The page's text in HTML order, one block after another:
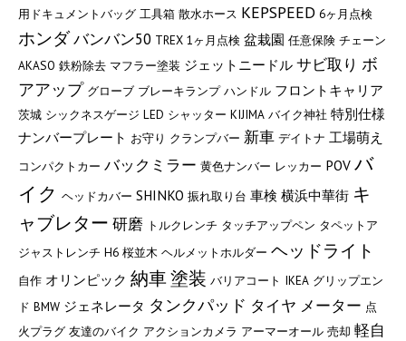
用ドキュメントバッグ 工具箱 散水ホース KEPSPEED 6ヶ月点検
ホンダバンバン50 TREX 1ヶ月点検 盆栽園 任意保険 チェーン
AKASO 鉄粉除去 マフラー塗装 ジェットニードル サビ取り ボ
アアップ グローブ ブレーキランプ ハンドル フロントキャリア
茨城 シックネスゲージ LED シャッター KIJIMA バイク神社 特別仕様
ナンバープレート お守り クランプバー 新車 デイトナ 工場萌え
コンパクトカー バックミラー 黄色ナンバー レッカー POV バ
イク ヘッドカバー SHINKO 振れ取り台 車検 横浜中華街 キ
ャブレター 研磨 トルクレンチ タッチアップペン タペットア
ジャストレンチ H6 桜並木 ヘルメットホルダー ヘッドライト
自作 オリンピック 納車塗装 バリアコート IKEA グリップエン
ド BMW ジェネレータ タンクパッド タイヤ メーター 点
火プラグ 友達のバイク アクションカメラ アーマーオール 売却 軽自